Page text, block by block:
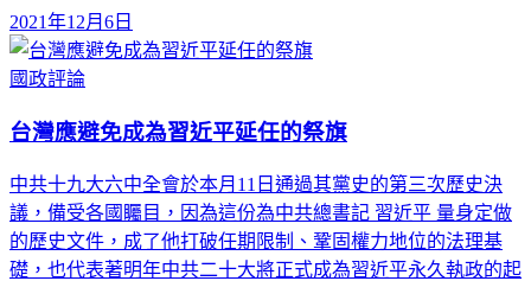
2021年12月6日
國政評論
台灣應避免成為習近平延任的祭旗
中共十九大六中全會於本月11日通過其黨史的第三次歷史決
議，備受各國矚目，因為這份為中共總書記 習近平 量身定做
的歷史文件，成了他打破任期限制、鞏固權力地位的法理基
礎，也代表著明年中共二十大將正式成為習近平永久執政的起